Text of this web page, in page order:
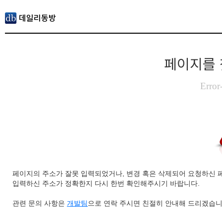
페이지를
페이지의 주소가 잘못 입력되었거나, 변경 혹은 삭제되어 요청하신
입력하신 주소가 정확한지 다시 한번 확인해주시기 바랍니다.
관련 문의 사항은 개발팀 으로 연락 주시면 친절히 안내해 드리겠습